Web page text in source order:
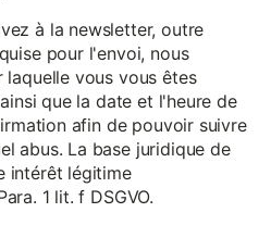
à la newsletter, outre
pour l'envoi, nous
laquelle vous vous êtes
que la date et l'heure de
afin de pouvoir suivre
abus. La base juridique de
intérêt légitime
1 lit. f DSGVO.